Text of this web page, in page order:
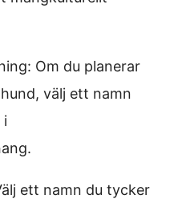
Om du planerar
välj ett namn
i
ett namn du tycker